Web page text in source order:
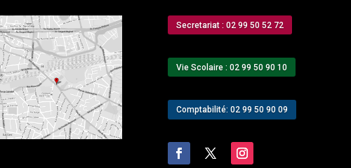
Secretariat : 02 99 50 52 72
Vie Scolaire : 02 99 50 90 10
Comptabilité: 02 99 50 90 09